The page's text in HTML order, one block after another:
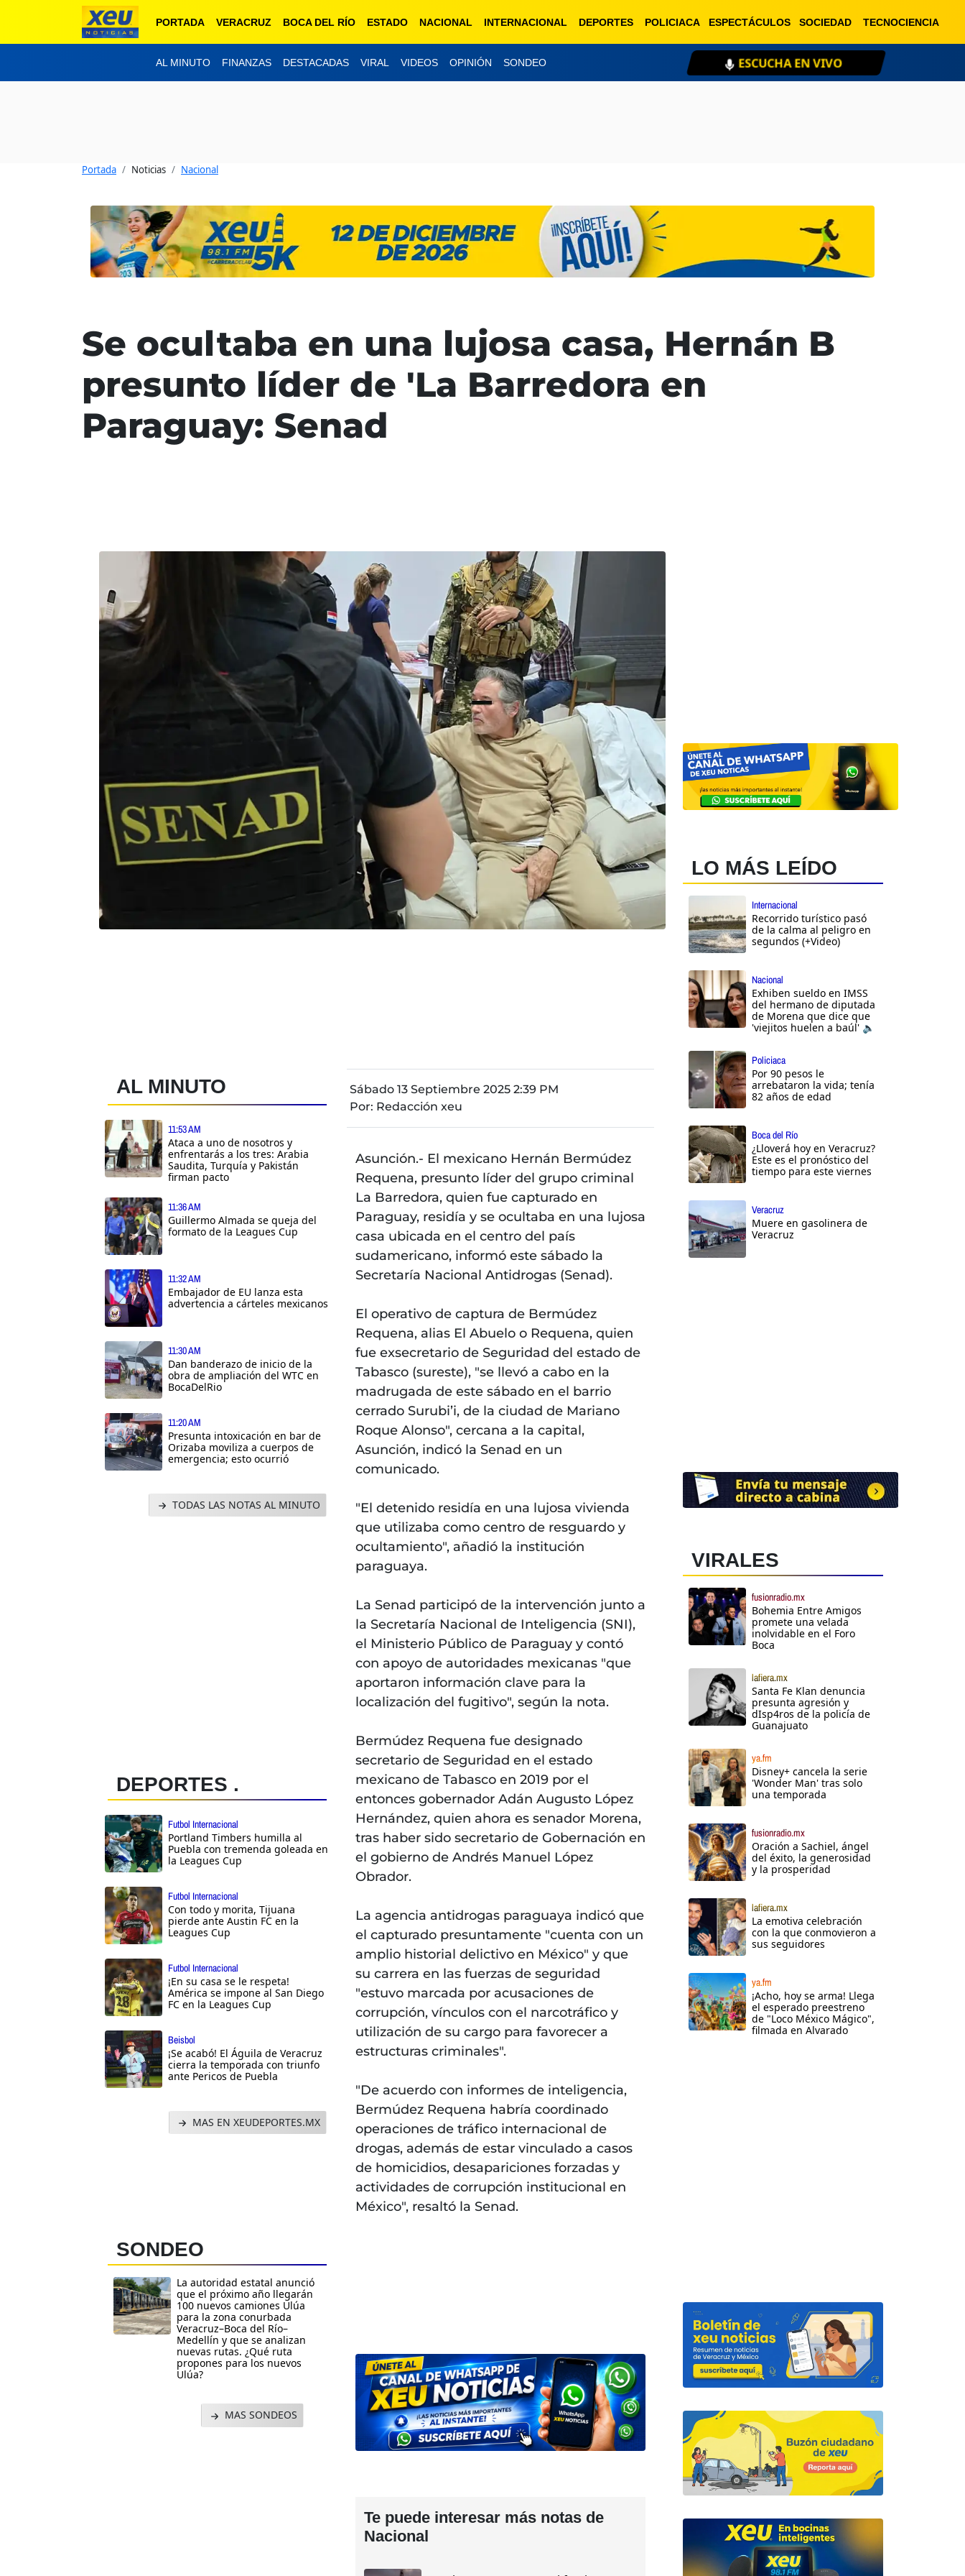
PORTADA VERACRUZ BOCA DEL RÍO ESTADO NACIONAL INTERNACIONAL DEPORTES POLICIACA ESPECTÁCULOS SOCIEDAD TECNOCIENCIA
AL MINUTO FINANZAS DESTACADAS VIRAL VIDEOS OPINIÓN SONDEO ESCUCHA EN VIVO
Portada Noticias Nacional
Se ocultaba en una lujosa casa, Hernán B
presunto líder de 'La Barredora en
Paraguay: Senad
AL MINUTO
11:53 AM
Ataca a uno de nosotros y
enfrentarás a los tres: Arabia
Saudita, Turquía y Pakistán
firman pacto
11:36 AM
Guillermo Almada se queja del
formato de la Leagues Cup
11:32 AM
Embajador de EU lanza esta
advertencia a cárteles mexicanos
11:30 AM
Dan banderazo de inicio de la
obra de ampliación del WTC en
BocaDelRio
11:20 AM
Presunta intoxicación en bar de
Orizaba moviliza a cuerpos de
emergencia; esto ocurrió
TODAS LAS NOTAS AL MINUTO
DEPORTES .
Futbol Internacional
Portland Timbers humilla al
Puebla con tremenda goleada en
la Leagues Cup
Futbol Internacional
Con todo y morita, Tijuana
pierde ante Austin FC en la
Leagues Cup
Futbol Internacional
¡En su casa se le respeta!
América se impone al San Diego
FC en la Leagues Cup
Beisbol
¡Se acabó! El Águila de Veracruz
cierra la temporada con triunfo
ante Pericos de Puebla
MAS EN XEUDEPORTES.MX
SONDEO
La autoridad estatal anunció
que el próximo año llegarán
100 nuevos camiones Ulúa
para la zona conurbada
Veracruz–Boca del Río–
Medellín y que se analizan
nuevas rutas. ¿Qué ruta
propones para los nuevos
Ulúa?
MAS SONDEOS
Sábado 13 Septiembre 2025 2:39 PM
Por: Redacción xeu
Asunción.- El mexicano Hernán Bermúdez
Requena, presunto líder del grupo criminal
La Barredora, quien fue capturado en
Paraguay, residía y se ocultaba en una lujosa
casa ubicada en el centro del país
sudamericano, informó este sábado la
Secretaría Nacional Antidrogas (Senad).
El operativo de captura de Bermúdez
Requena, alias El Abuelo o Requena, quien
fue exsecretario de Seguridad del estado de
Tabasco (sureste), "se llevó a cabo en la
madrugada de este sábado en el barrio
cerrado Surubi’i, de la ciudad de Mariano
Roque Alonso", cercana a la capital,
Asunción, indicó la Senad en un
comunicado.
"El detenido residía en una lujosa vivienda
que utilizaba como centro de resguardo y
ocultamiento", añadió la institución
paraguaya.
La Senad participó de la intervención junto a
la Secretaría Nacional de Inteligencia (SNI),
el Ministerio Público de Paraguay y contó
con apoyo de autoridades mexicanas "que
aportaron información clave para la
localización del fugitivo", según la nota.
Bermúdez Requena fue designado
secretario de Seguridad en el estado
mexicano de Tabasco en 2019 por el
entonces gobernador Adán Augusto López
Hernández, quien ahora es senador Morena,
tras haber sido secretario de Gobernación en
el gobierno de Andrés Manuel López
Obrador.
La agencia antidrogas paraguaya indicó que
el capturado presuntamente "cuenta con un
amplio historial delictivo en México" y que
su carrera en las fuerzas de seguridad
"estuvo marcada por acusaciones de
corrupción, vínculos con el narcotráfico y
utilización de su cargo para favorecer a
estructuras criminales".
"De acuerdo con informes de inteligencia,
Bermúdez Requena habría coordinado
operaciones de tráfico internacional de
drogas, además de estar vinculado a casos
de homicidios, desapariciones forzadas y
actividades de corrupción institucional en
México", resaltó la Senad.
Te puede interesar más notas de
Nacional
LO MÁS LEÍDO
Internacional
Recorrido turístico pasó
de la calma al peligro en
segundos (+Video)
Nacional
Exhiben sueldo en IMSS
del hermano de diputada
de Morena que dice que
'viejitos huelen a baúl' 🔈
Policiaca
Por 90 pesos le
arrebataron la vida; tenía
82 años de edad
Boca del Río
¿Lloverá hoy en Veracruz?
Este es el pronóstico del
tiempo para este viernes
Veracruz
Muere en gasolinera de
Veracruz
VIRALES
fusionradio.mx
Bohemia Entre Amigos
promete una velada
inolvidable en el Foro
Boca
lafiera.mx
Santa Fe Klan denuncia
presunta agresión y
dIsp4ros de la policía de
Guanajuato
ya.fm
Disney+ cancela la serie
'Wonder Man' tras solo
una temporada
fusionradio.mx
Oración a Sachiel, ángel
del éxito, la generosidad
y la prosperidad
lafiera.mx
La emotiva celebración
con la que conmovieron a
sus seguidores
ya.fm
¡Acho, hoy se arma! Llega
el esperado preestreno
de "Loco México Mágico",
filmada en Alvarado